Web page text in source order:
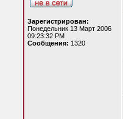
Зарегистрирован:
Понедельник 13 Март 2006
09:23:32 PM
Сообщения: 1320